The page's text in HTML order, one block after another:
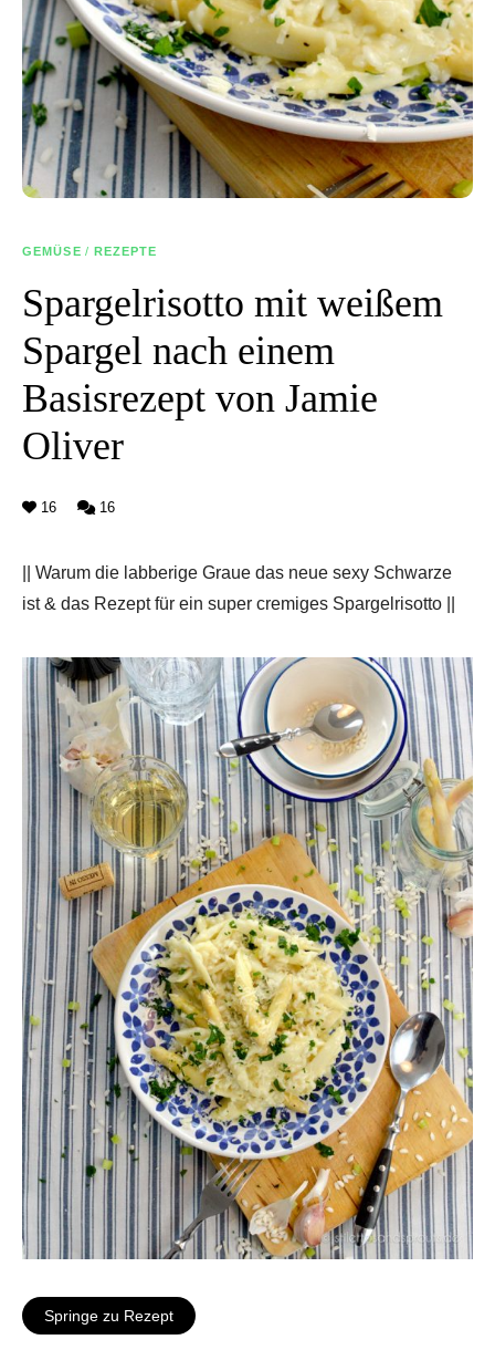
GEMÜSE / REZEPTE
Spargelrisotto mit weißem
Spargel nach einem
Basisrezept von Jamie
Oliver
16 16
|| Warum die labberige Graue das neue sexy Schwarze
ist & das Rezept für ein super cremiges Spargelrisotto ||
Springe zu Rezept